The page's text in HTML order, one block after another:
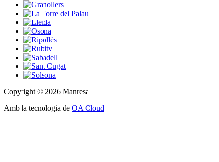
Copyright © 2026 Manresa
Amb la tecnologia de OA Cloud